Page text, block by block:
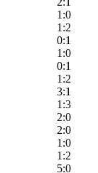
1:0
1:2
0:1
1:0
0:1
1:2
3:1
1:3
2:0
2:0
1:0
1:2
5:0